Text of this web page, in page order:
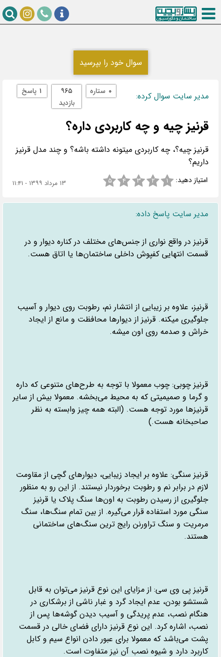
سوال خود را بپرسید
مدیر سایت سوال کرده: پاسخ
۹۶۵
بازدید
ستاره
قرنیز چیه و چه کاربردی داره؟
قرنیز چیه؟، چه کاربردی میتونه داشته باشه؟ و چند مدل قرنیز
داریم؟
امتیاز دهید: ۱ ۲ ۳ ۴ ۵ ۱۳ مرداد ۱۳۹۹ - ۱۱:۴۱
مدیر سایت پاسخ داده:
قرنیز در واقع نواری از جنس‌های مختلف در کناره دیوار و در
قسمت انتهایی کفپوش داخلی ساختمان‌ها یا اتاق هست.
قرنیز، علاوه بر زیبایی از انتشار نم، رطوبت روی دیوار و آسیب
جلوگیری میکنه. قرنیز از دیوارها محافظت و مانع از ایجاد
خراش و صدمه روی اون میشه.
قرنیز چوبی: چوب معمولا با توجه به طرح‌های متنوعی که داره
و گرما و صمیمیتی که به محیط می‌بخشه. معمولا بیش از سایر
قرنیزها مورد توجه هست. (البته همه چیز وابسته به نظر
صاحبخانه هست.)
قرنیز سنگی: علاوه بر ایجاد زیبایی، دیوارهای گچی از مقاومت
لازم در برابر نم و رطوبت برخوردار نیستند. از این رو به منظور
جلوگیری از رسیدن رطوبت به اون‌ها سنگ پلاک یا قرنیز
سنگی مورد استفاده قرار می‌گیره. از بین تمام سنگ‌ها، سنگ
مرمریت و سنگ تراورنن رایج ترین سنگ‌های ساختمانی
هستند.
قرنیز پی وی سی: از مزایای این نوع قرنیز می‌توان به قابل
شستشو بودن، عدم ایجاد گرد و غبار ناشی از برشکاری در
هنگام نصب، عدم پریدگی و آسیب دیدن گوشه‌ها پس از
نصب، اشاره کرد. این نوع قرنیز دارای فضای خالی در قسمت
پشت می‌باشد که معمولا برای عبور دادن انواع سیم و کابل
کاربرد دارد و شیوه نصب آن نیز متفاوت است.